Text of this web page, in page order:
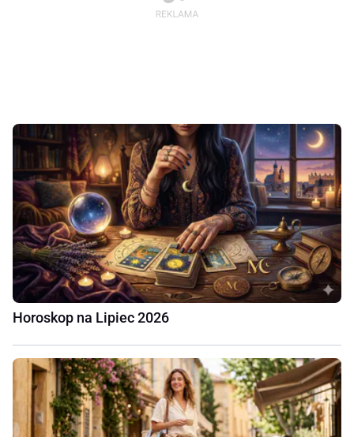
Horoskop na Lipiec 2026